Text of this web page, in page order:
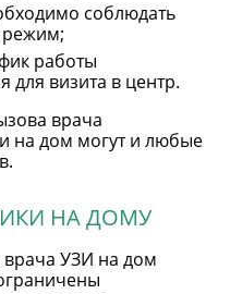
соблюдать
работы
для визита в центр.
врача
на дом могут и любые
НА ДОМУ
УЗИ на дом